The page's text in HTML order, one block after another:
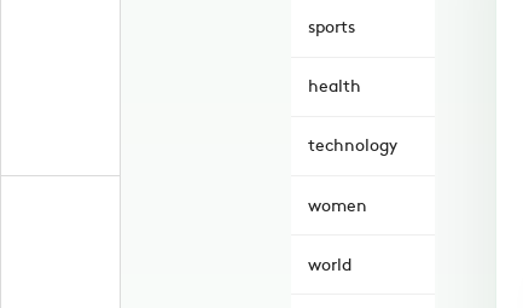
sports
health
technology
women
world